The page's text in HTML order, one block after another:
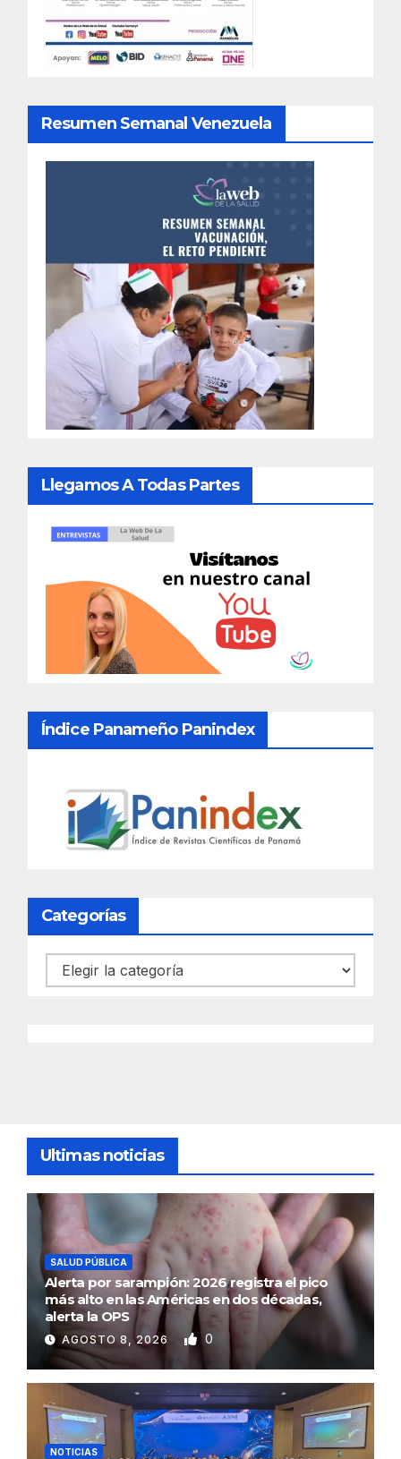
Resumen Semanal Venezuela
Llegamos A Todas Partes
Índice Panameño Panindex
Categorías
Categorías
Ultimas noticias
SALUD PÚBLICA
Alerta por sarampión: 2026 registra el pico
más alto en las Américas en dos décadas,
alerta la OPS
AGOSTO 8, 2026 0
NOTICIAS